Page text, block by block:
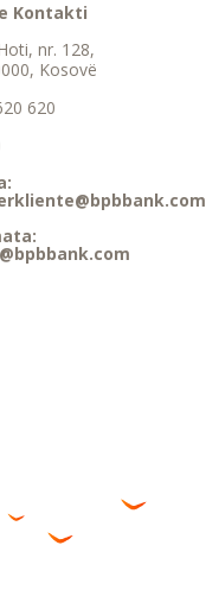
Kontakti
nr. 128,
Kosovë
620